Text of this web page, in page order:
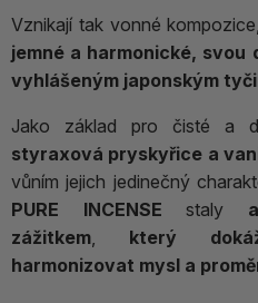
Vznikají tak vonné kompozice,
jemné a harmonické,
vyhlášeným japonským
Jako základ pro čisté a
styraxová pryskyřice a
vůním jejich jedinečný
PURE INCENSE staly
zážitkem, který
harmonizovat mysl a